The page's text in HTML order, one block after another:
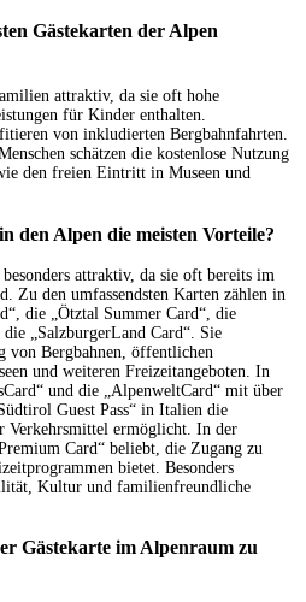
Gästekarten der Alpen
attraktiv, da sie oft hohe
für Kinder enthalten.
von inkludierten Bergbahnfahrten.
schätzen die kostenlose Nutzung
den freien Eintritt in Museen und
den Alpen die meisten Vorteile?
attraktiv, da sie oft bereits im
Zu den umfassendsten Karten zählen in
die „Ötztal Summer Card“, die
„SalzburgerLand Card“. Sie
von Bergbahnen, öffentlichen
und weiteren Freizeitangeboten. In
und die „AlpenweltCard“ mit über
Guest Pass“ in Italien die
Verkehrsmittel ermöglicht. In der
Card“ beliebt, die Zugang zu
bietet. Besonders
Kultur und familienfreundliche
Gästekarte im Alpenraum zu